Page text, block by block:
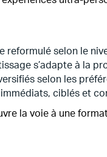
reformulé selon le
s’adapte à la
selon les
immédiats, ciblés et
la voie à une